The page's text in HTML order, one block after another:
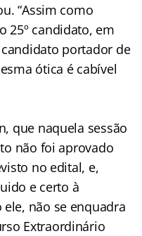
“Assim como
25º candidato, em
portador de
ótica é cabível
que naquela sessão
não foi aprovado
no edital, e,
e certo à
não se enquadra
Extraordinário